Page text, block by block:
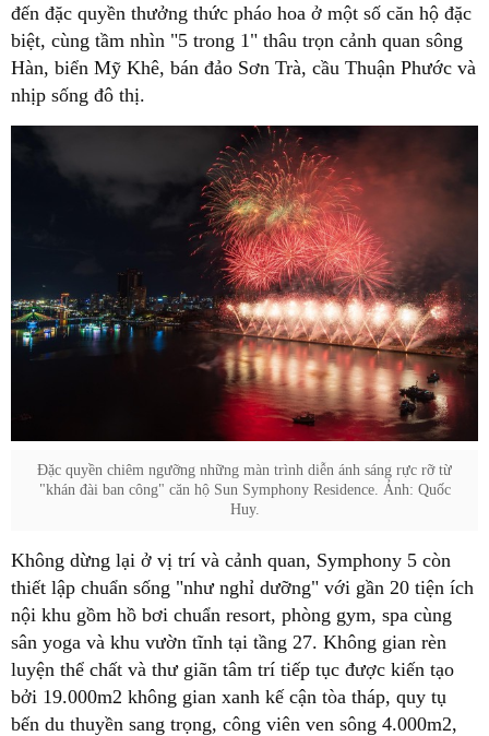
đến đặc quyền thưởng thức pháo hoa ở một số căn hộ đặc
biệt, cùng tầm nhìn "5 trong 1" thâu trọn cảnh quan sông
Hàn, biển Mỹ Khê, bán đảo Sơn Trà, cầu Thuận Phước và
nhịp sống đô thị.
Đặc quyền chiêm ngưỡng những màn trình diễn ánh sáng rực rỡ từ
"khán đài ban công" căn hộ Sun Symphony Residence. Ảnh: Quốc
Huy.
Không dừng lại ở vị trí và cảnh quan, Symphony 5 còn
thiết lập chuẩn sống "như nghỉ dưỡng" với gần 20 tiện ích
nội khu gồm hồ bơi chuẩn resort, phòng gym, spa cùng
sân yoga và khu vườn tĩnh tại tầng 27. Không gian rèn
luyện thể chất và thư giãn tâm trí tiếp tục được kiến tạo
bởi 19.000m2 không gian xanh kế cận tòa tháp, quy tụ
bến du thuyền sang trọng, công viên ven sông 4.000m2,